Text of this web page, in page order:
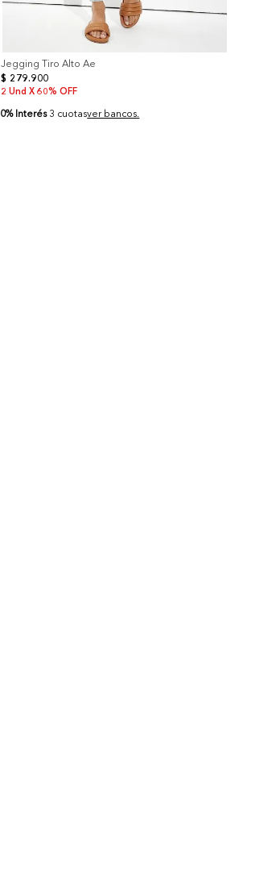
Jegging Tiro Alto Ae
$ 279.900
2 Und X 60% OFF
0% Interés 3 cuotasver bancos.